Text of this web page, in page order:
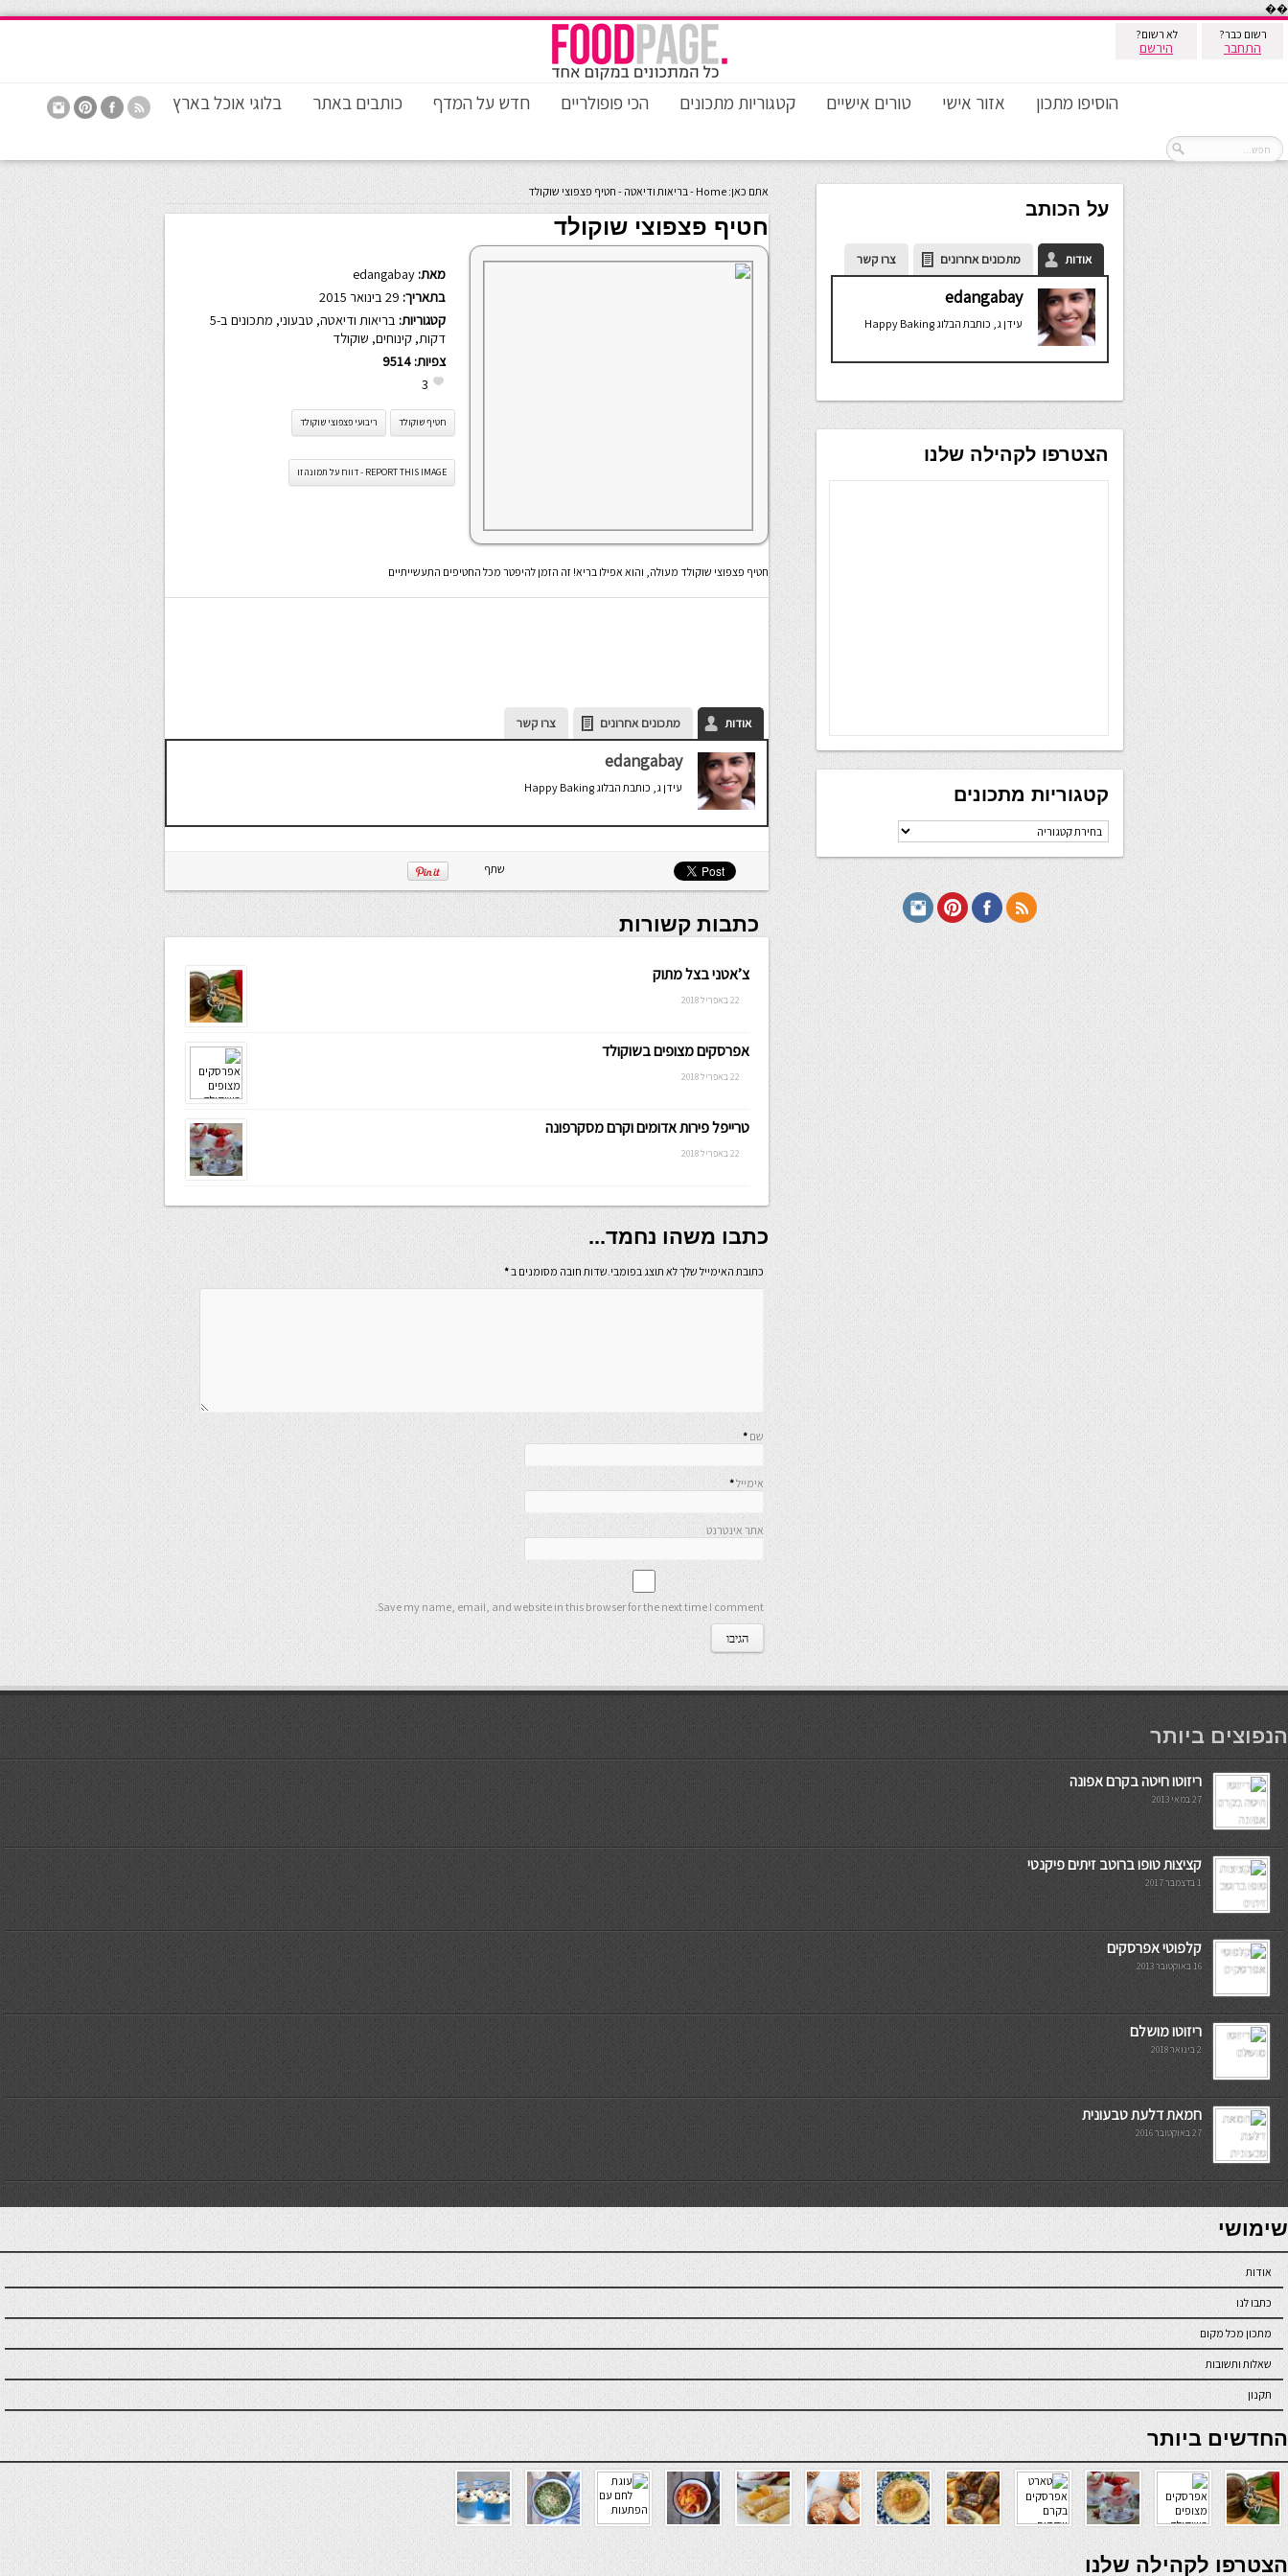
��
רשום כבר?
התחבר
לא רשום?
הירשם
הוסיפו מתכון אזור אישי טורים אישיים קטגוריות מתכונים הכי פופולריים חדש על המדף כותבים באתר בלוגי אוכל בארץ
אתם כאן: Home
-בריאות ודיאטה - חטיף פצפוצי שוקולד
חטיף פצפוצי שוקולד
מאת: edangabay
בתאריך:
קטגוריות: בריאות ודיאטה, טבעוני,
מתכונים ב-5
דקות, קינוחים, שוקולד
צפיות: 9514
3
חטיף שוקולד ריבועי פצפוצי שוקולד
REPORT THIS IMAGE - דווח על תמונה זו
חטיף פצפוצי שוקולד מעולה, והוא אפילו בריא! זה הזמן להיפטר מכל החטיפים התעשייתיים
אודות מתכונים אחרונים צרו קשר
edangabay
עידן ג, כותבת הבלוג Happy Baking
שתף
כתבות קשורות
צ’אטני בצל מתוק
22 באפריל 2018
אפרסקים מצופים בשוקולד
22 באפריל 2018
טרייפל פירות אדומים וקרם מסקרפונה
22 באפריל 2018
כתבו משהו נחמד...
כתובת האימייל שלך לא תוצג בפומבי.שדות חובה מסומנים ב*
שם *
אימייל*
אתר אינטרנט
Save my name, email, and website in this browser for the next time I comment.
על הכותב
אודות מתכונים אחרונים צרו קשר
edangabay
עידן ג, כותבת הבלוג Happy Baking
הצטרפו לקהילה שלנו
קטגוריות מתכונים
קטגוריות
מתכונים
мостбет кг
הנפוצים ביותר
ריזוטו חיטה בקרם אפונה
27 במאי 2013
קציצות טופו ברוטב זיתים פיקנטי
1 בדצמבר 2017
קלפוטי אפרסקים
16 באוקטובר 2013
ריזוטו מושלם
2 בינואר 2018
חמאת דלעת טבעונית
27 באוקטובר 2016
7slots
seriöse online casinos österreich
שימושי
אודות
כתבו לנו
מתכון מכל מקום
שאלות ותשובות
תקנון
online casino
החדשים ביותר
verde casino
הצטרפו לקהילה שלנו